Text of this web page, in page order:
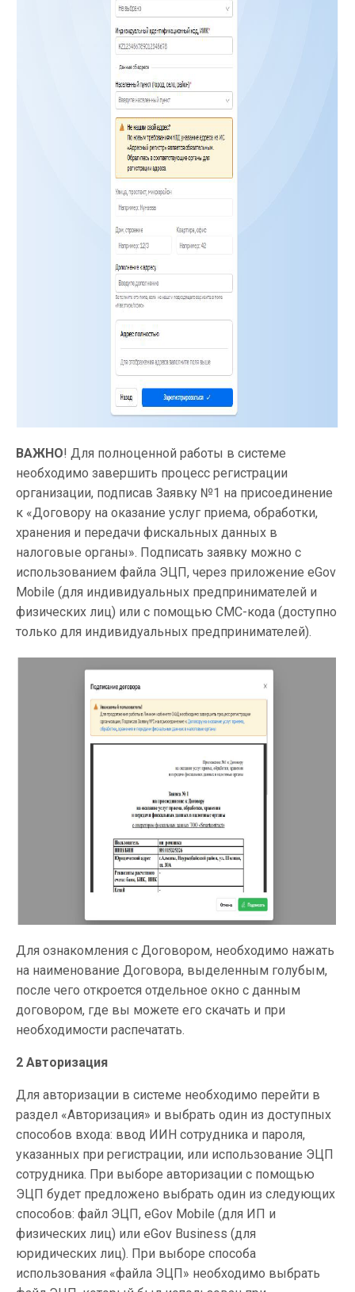
ВАЖНО! Для полноценной работы в системе
необходимо завершить процесс регистрации
организации, подписав Заявку №1 на присоединение
к «Договору на оказание услуг приема, обработки,
хранения и передачи фискальных данных в
налоговые органы». Подписать заявку можно с
использованием файла ЭЦП, через приложение eGov
Mobile (для индивидуальных предпринимателей и
физических лиц) или с помощью СМС-кода (доступно
только для индивидуальных предпринимателей).
Для ознакомления с Договором, необходимо нажать
на наименование Договора, выделенным голубым,
после чего откроется отдельное окно с данным
договором, где вы можете его скачать и при
необходимости распечатать.
2 Авторизация
Для авторизации в системе необходимо перейти в
раздел «Авторизация» и выбрать один из доступных
способов входа: ввод ИИН сотрудника и пароля,
указанных при регистрации, или использование ЭЦП
сотрудника. При выборе авторизации с помощью
ЭЦП будет предложено выбрать один из следующих
способов: файл ЭЦП, eGov Mobile (для ИП и
физических лиц) или eGov Business (для
юридических лиц). При выборе способа
использования «файла ЭЦП» необходимо выбрать